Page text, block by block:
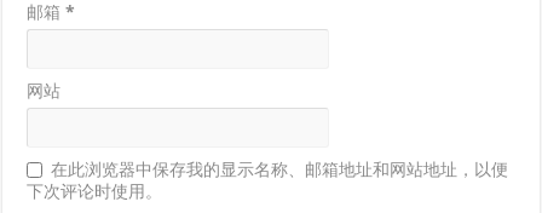
邮箱*
网站
在此浏览器中保存我的显示名称、邮箱地址和网站地址，以便
下次评论时使用。